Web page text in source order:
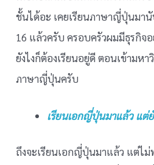
ชั้นได้อะ เคยเรียนภาษาญี่ปุ่นมา
16 แล้วครับ ครอบครัวผมมีธุรกิ
ยังไงก็ต้องเรียนอยู่ดี ตอนเข้ามหา
ภาษาญี่ปุ่นครับ
เรียนเอกญี่ปุ่นมาแล้ว แต่
ถึงจะเรียนเอกญี่ปุ่นมาแล้ว แต่ไ